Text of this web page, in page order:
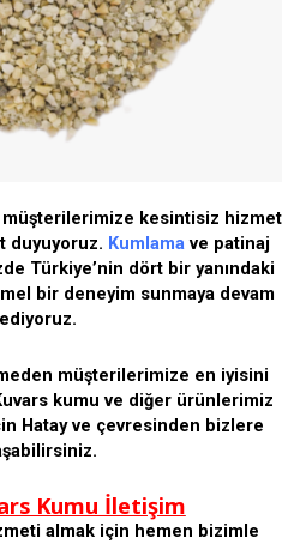
müşterilerimize kesintisiz hizmet
duyuyoruz. Kumlama ve patinaj
Türkiye’nin dört bir yanındaki
bir deneyim sunmaya devam
ediyoruz.
müşterilerimize en iyisini
kumu ve diğer ürünlerimiz
Hatay ve çevresinden bizlere
Kumu İletişim
almak için hemen bizimle